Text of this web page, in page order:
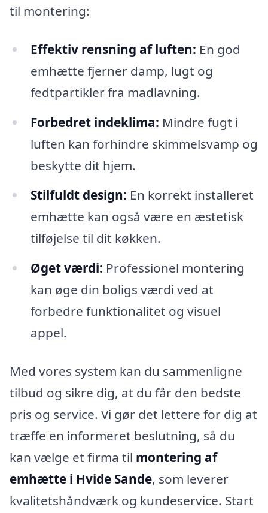
til montering:
Effektiv rensning af luften: En god
emhætte fjerner damp, lugt og
fedtpartikler fra madlavning.
Forbedret indeklima: Mindre fugt i
luften kan forhindre skimmelsvamp og
beskytte dit hjem.
Stilfuldt design: En korrekt installeret
emhætte kan også være en æstetisk
tilføjelse til dit køkken.
Øget værdi: Professionel montering
kan øge din boligs værdi ved at
forbedre funktionalitet og visuel
appel.
Med vores system kan du sammenligne
tilbud og sikre dig, at du får den bedste
pris og service. Vi gør det lettere for dig at
træffe en informeret beslutning, så du
kan vælge et firma til montering af
emhætte i Hvide Sande, som leverer
kvalitetshåndværk og kundeservice. Start